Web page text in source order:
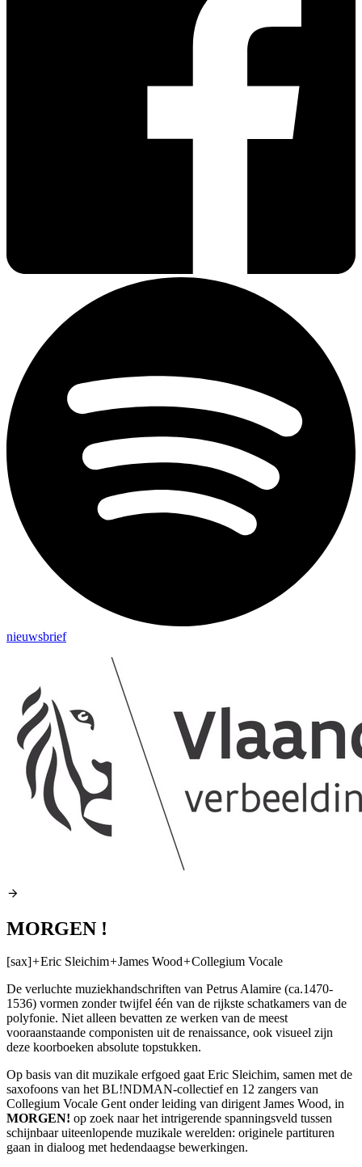
nieuwsbrief
MORGEN !
[sax]+Eric Sleichim+James Wood+Collegium Vocale
De verluchte muziekhandschriften van Petrus Alamire (ca.1470-
1536) vormen zonder twijfel één van de rijkste schatkamers van de
polyfonie. Niet alleen bevatten ze werken van de meest
vooraanstaande componisten uit de renaissance, ook visueel zijn
deze koorboeken absolute topstukken.
Op basis van dit muzikale erfgoed gaat Eric Sleichim, samen met de
saxofoons van het BL!NDMAN-collectief en 12 zangers van
Collegium Vocale Gent onder leiding van dirigent James Wood, in
MORGEN! op zoek naar het intrigerende spanningsveld tussen
schijnbaar uiteenlopende muzikale werelden: originele partituren
gaan in dialoog met hedendaagse bewerkingen.